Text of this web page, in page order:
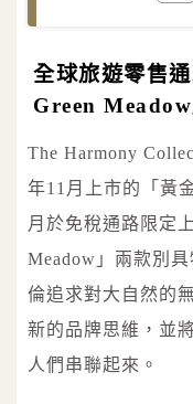
全球旅遊零售
Green
The Harmony
年11月上市的「黃
月於免稅通路限定
Meadow」兩款別
倫追求對大自然的
新的品牌思維，並
人們串聯起來。